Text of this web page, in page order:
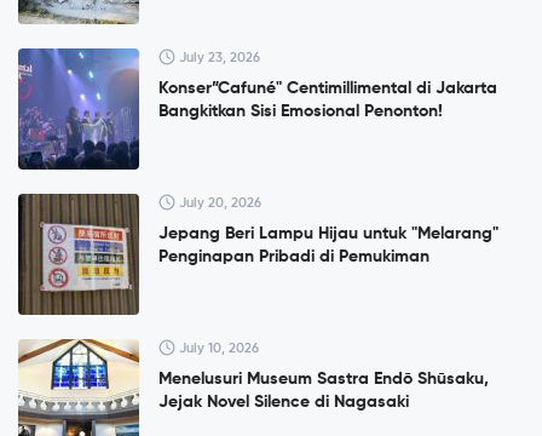
July 23, 2026
Konser”Cafuné" Centimillimental di Jakarta
Bangkitkan Sisi Emosional Penonton!
July 20, 2026
Jepang Beri Lampu Hijau untuk "Melarang"
Penginapan Pribadi di Pemukiman
July 10, 2026
Menelusuri Museum Sastra Endō Shūsaku,
Jejak Novel Silence di Nagasaki